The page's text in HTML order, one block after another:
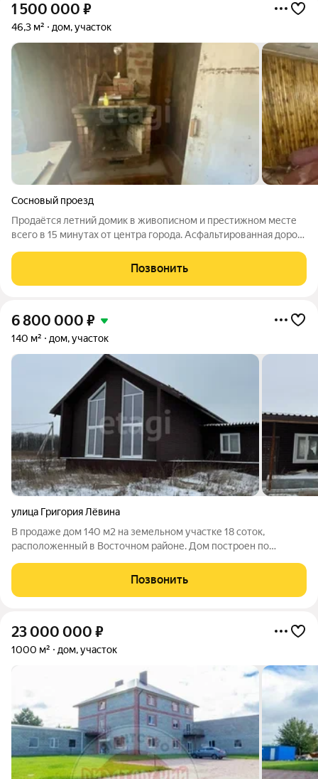
1 500 000 ₽
46,3 м² дом, участок
Сосновый проезд
Продаётся летний домик в живописном и престижном месте
всего в 15 минутах от центра города. Асфальтированная дорога
стены оббиты
Позвонить
6 800 000 ₽
140 м² дом, участок
улица Григория Лёвина
В продаже дом 140 м2 на земельном участке 18 соток,
расположенный в Восточном районе. Дом построен по
хаубергом. Внутри предчистовая отделка - стены
оштукатурены, полы залиты, уложенная дорогая
Позвонить
23 000 000 ₽
1000 м² дом, участок